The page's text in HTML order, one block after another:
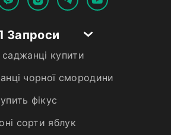
Запроси
купити
чорної смородини
фікус
сорти яблук